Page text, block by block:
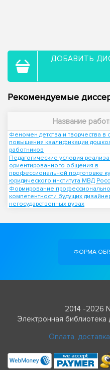
ДОБАВИТЬ
Рекомендуемые
Название
Феномен детства и творчества в
повышения квалификации
работников
Педагогические условия
ориентированного общения в
профессиональной подготовке
юридического института МВД
Формирование
компетентности будущих
негосударственных вузах
ФОРМА
2014 -2026
Электронная
Оплата,